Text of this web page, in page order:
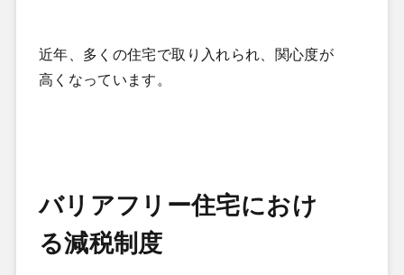
近年、多くの住宅で取り入れられ、関心度が
高くなっています。
バリアフリー住宅におけ
る減税制度